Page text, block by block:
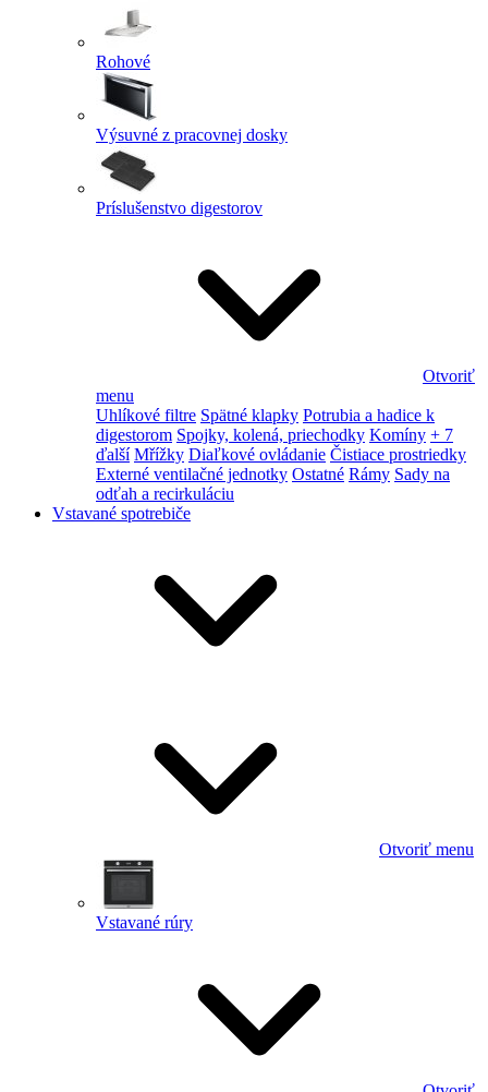
Rohové
Výsuvné z pracovnej dosky
Príslušenstvo digestorov
Otvoriť
menu
Uhlíkové filtre Spätné klapky Potrubia a hadice k
digestorom Spojky, kolená, priechodky Komíny + 7
ďalší Mřížky Diaľkové ovládanie Čistiace prostriedky
Externé ventilačné jednotky Ostatné Rámy Sady na
odťah a recirkuláciu
Vstavané spotrebiče
Otvoriť menu
Vstavané rúry